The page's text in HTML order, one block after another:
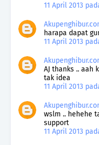
11 April 2013
harapa dapat
11 April 2013
AJ thanks .. aah
tak idea
11 April 2013
wslm .. hehehe
support
11 April 2013